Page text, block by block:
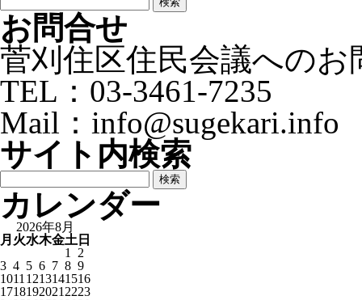
索:
お問合せ
菅刈住区住民会議への
TEL：03-3461-7235
Mail：info@sugekari.info
サイト内検索
検
索:
カレンダー
2026年8月
月 火水木金土 日
1
2
3 4 5 6 7 8 9
1011 1213141516
1718192021 2223